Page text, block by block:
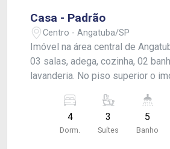
Casa - Padrão
Centro - Angatuba/SP
Imóvel na área central de
03 salas, adega, cozinha, 02
lavanderia. No piso superior o
níveis, área gourmet e garagem
4
Dorm.
3
Suítes
5
Banho